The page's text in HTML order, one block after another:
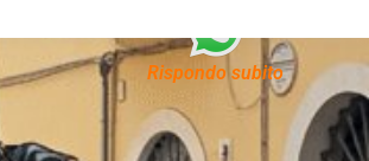
Rispondo subito